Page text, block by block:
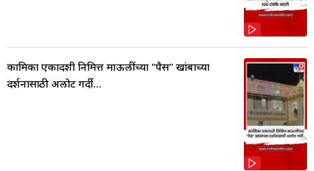
कामिका एकादशी निमित्त माऊलींच्या "पैस" खांबाच्या
दर्शनासाठी अलोट गर्दी...